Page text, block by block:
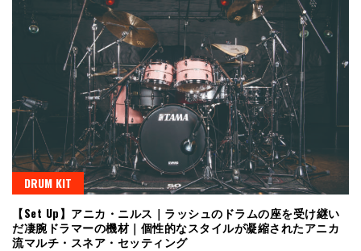
DRUM KIT
【Set Up】アニカ・ニルス｜ラッシュのドラムの座を受け継い
だ凄腕ドラマーの機材｜個性的なスタイルが凝縮されたアニカ
流マルチ・スネア・セッティング